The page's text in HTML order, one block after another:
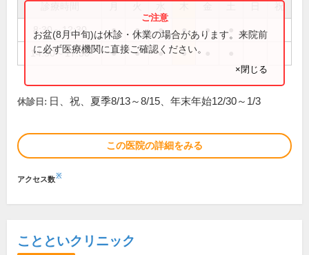
祝
8:30～12:30 ● ● ● ● ●
14:30～17:30 ● ● ● ●
お盆(8月中旬)は休診・休業の場合があります。来院前
に必ず医療機関に直接ご確認ください。
×閉じる
休診日: 日、祝、夏季8/13～8/15、年末年始12/30～1/3
この医院の詳細をみる
アクセス数※
ことといクリニック